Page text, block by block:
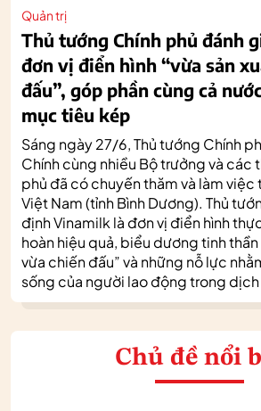
Quản trị
Thủ tướng Chính phủ đánh
đơn vị điển hình “vừa sản
đấu”, góp phần cùng cả
mục tiêu kép
Sáng ngày 27/6, Thủ tướng Chính
Chính cùng nhiều Bộ trưởng và các
phủ đã có chuyến thăm và làm việc
Việt Nam (tỉnh Bình Dương). Thủ
định Vinamilk là đơn vị điển hình
hoàn hiệu quả, biểu dương tinh thần
vừa chiến đấu” và những nỗ lực
sống của người lao động trong
Chủ đề nổi